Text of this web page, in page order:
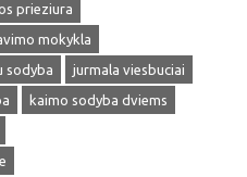
prieziura
mokykla
sodyba
jurmala viesbuciai
kaimo sodyba dviems